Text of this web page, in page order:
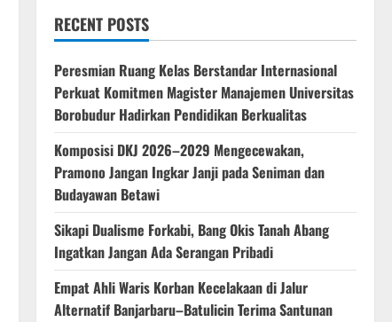
RECENT POSTS
Peresmian Ruang Kelas Berstandar Internasional
Perkuat Komitmen Magister Manajemen Universitas
Borobudur Hadirkan Pendidikan Berkualitas
Komposisi DKJ 2026–2029 Mengecewakan,
Pramono Jangan Ingkar Janji pada Seniman dan
Budayawan Betawi
Sikapi Dualisme Forkabi, Bang Okis Tanah Abang
Ingatkan Jangan Ada Serangan Pribadi
Empat Ahli Waris Korban Kecelakaan di Jalur
Alternatif Banjarbaru–Batulicin Terima Santunan